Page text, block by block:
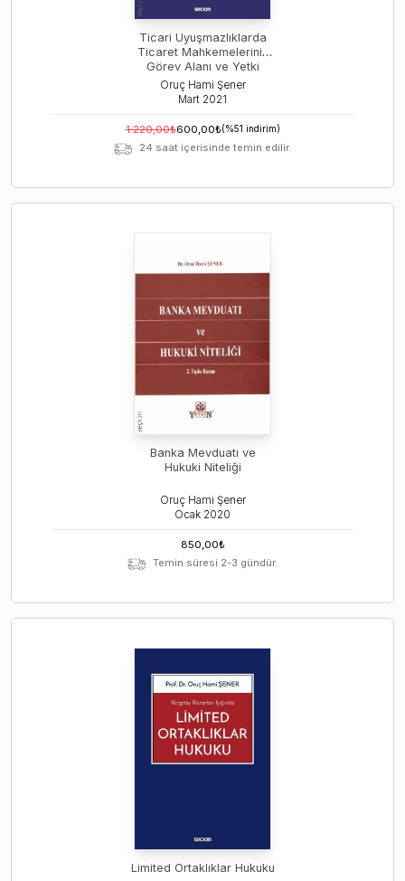
Ticari Uyuşmazlıklarda
Ticaret Mahkemelerinin
Görev Alanı ve Yetki
Sözleşmesi
Oruç Hami Şener
Mart 2021
1.220,00₺600,00₺(%51 indirim)
24 saat içerisinde temin edilir.
Banka Mevduatı ve
Hukuki Niteliği
Oruç Hami Şener
Ocak 2020
850,00₺
Temin süresi 2-3 gündür.
Limited Ortaklıklar Hukuku